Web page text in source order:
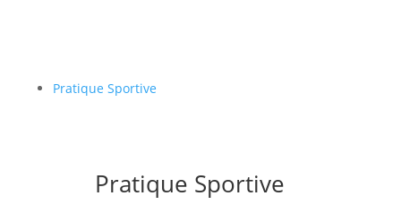
Pratique Sportive
Pratique Sportive